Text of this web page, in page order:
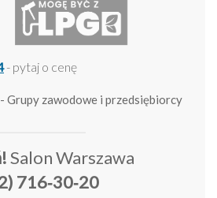
- pytaj o cenę
- Grupy zawodowe i przedsiębiorcy
Salon Warszawa
716‑30‑20